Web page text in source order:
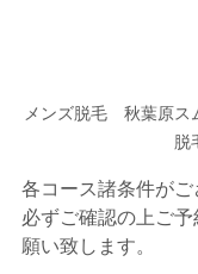
メンズ脱毛　秋葉原ス
脱
各コース諸条件がご
必ずご確認の上ご
願い致します。